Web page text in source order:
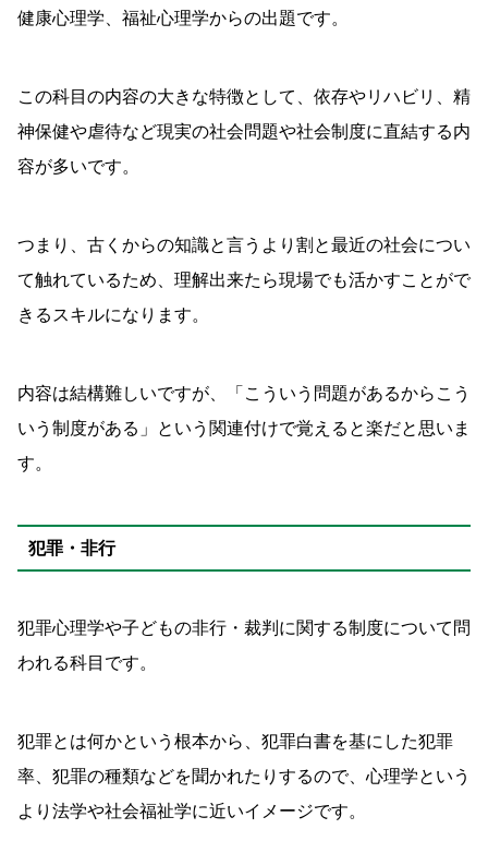
健康心理学、福祉心理学からの出題です。
この科目の内容の大きな特徴として、依存やリハビリ、精
神保健や虐待など現実の社会問題や社会制度に直結する内
容が多いです。
つまり、古くからの知識と言うより割と最近の社会につい
て触れているため、理解出来たら現場でも活かすことがで
きるスキルになります。
内容は結構難しいですが、「こういう問題があるからこう
いう制度がある」という関連付けで覚えると楽だと思いま
す。
犯罪・非行
犯罪心理学や子どもの非行・裁判に関する制度について問
われる科目です。
犯罪とは何かという根本から、犯罪白書を基にした犯罪
率、犯罪の種類などを聞かれたりするので、心理学という
より法学や社会福祉学に近いイメージです。